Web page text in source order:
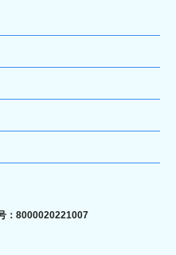
：8000020221007